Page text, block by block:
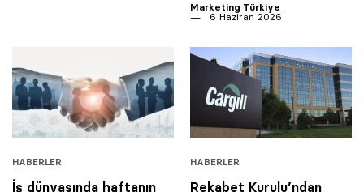
Marketing Türkiye
6 Haziran 2026
HABERLER
İş dünyasında haftanın
HABERLER
Rekabet Kurulu’ndan